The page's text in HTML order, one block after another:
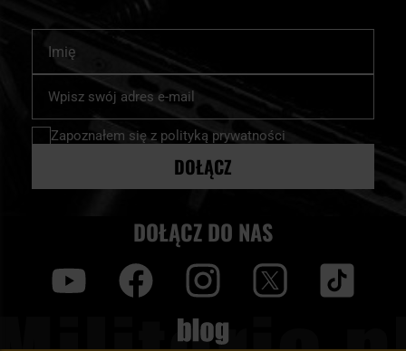
nasz
newsletter:
Zapoznałem się z polityką prywatności
DOŁĄCZ
DOŁĄCZ DO NAS
Blog